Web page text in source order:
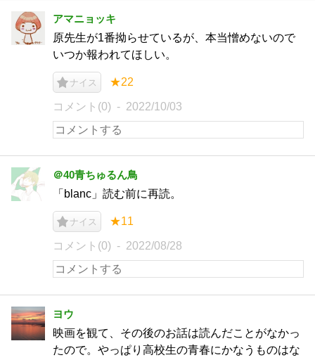
アマニョッキ
原先生が1番拗らせているが、本当憎めないので
いつか報われてほしい。
ナイス ★22
コメント(0) 2022/10/03
＠40青ちゅるん鳥
「blanc」読む前に再読。
ナイス ★11
コメント(0) 2022/08/28
ヨウ
映画を観て、その後のお話は読んだことがなかっ
たので。やっぱり高校生の青春にかなうものはな